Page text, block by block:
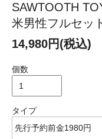
SAWTOOTH
米男性フルセッ
14,980円(税込)
個数
タイプ